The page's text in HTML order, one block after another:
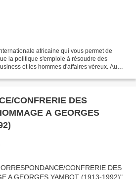
africaine qui vous permet de
la politique s'emploie à résoudre des
et les hommes d'affaires véreux. Au
CONFRERIE DES
A GEORGES